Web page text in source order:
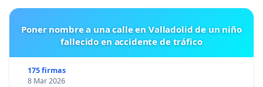
Poner nombre a una calle en Valladolid de un niño
fallecido en accidente de tráfico
175 firmas
8 Mar 2026